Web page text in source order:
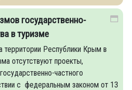
государственно-
в туризме
территории Республики Крым в
отсутствуют проекты,
частного
с федеральным законом от 13